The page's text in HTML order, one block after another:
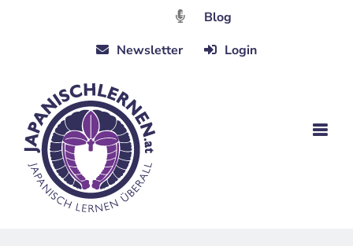
Blog
Newsletter
Login